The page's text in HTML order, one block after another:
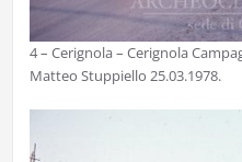
4 – Cerignola – Cerignola
Matteo Stuppiello 25.03.1978.